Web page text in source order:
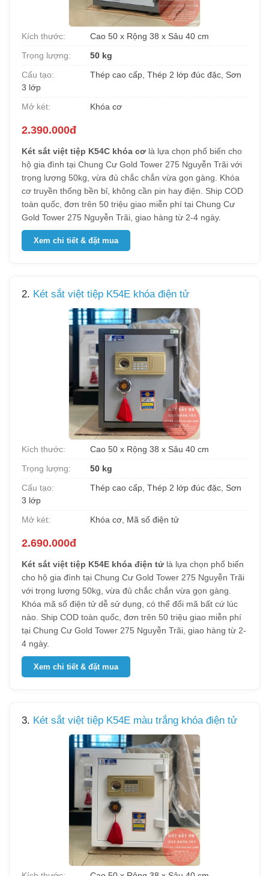
Kích thước:
Cao 50 x Rộng 38 x Sâu 40 cm
Trọng lượng:
50 kg
Cấu tạo:
Thép cao cấp, Thép 2 lớp đúc đặc, Sơn
3 lớp
Mở két:
Khóa cơ
2.390.000đ
Két sắt việt tiệp K54C khóa cơ là lựa chọn phổ biến cho
hộ gia đình tại Chung Cư Gold Tower 275 Nguyễn Trãi với
trọng lượng 50kg, vừa đủ chắc chắn vừa gọn gàng. Khóa
cơ truyền thống bền bỉ, không cần pin hay điện. Ship COD
toàn quốc, đơn trên 50 triệu giao miễn phí tại Chung Cư
Gold Tower 275 Nguyễn Trãi, giao hàng từ 2-4 ngày.
Xem chi tiết & đặt mua
2. Két sắt việt tiệp K54E khóa điện tử
Kích thước:
Cao 50 x Rộng 38 x Sâu 40 cm
Trọng lượng:
50 kg
Cấu tạo:
Thép cao cấp, Thép 2 lớp đúc đặc, Sơn
3 lớp
Mở két:
Khóa cơ, Mã số điện tử
2.690.000đ
Két sắt việt tiệp K54E khóa điện tửlà lựa chọn phổ biến
cho hộ gia đình tại Chung Cư Gold Tower 275 Nguyễn Trãi
với trọng lượng 50kg, vừa đủ chắc chắn vừa gọn gàng.
Khóa mã số điện tử dễ sử dụng, có thể đổi mã bất cứ lúc
nào. Ship COD toàn quốc, đơn trên 50 triệu giao miễn phí
tại Chung Cư Gold Tower 275 Nguyễn Trãi, giao hàng từ 2-
4 ngày.
Xem chi tiết & đặt mua
3. Két sắt việt tiệp K54E màu trắng khóa điện tử